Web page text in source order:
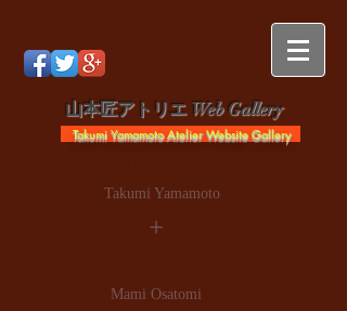
山本匠アトリエ Web Gallery
Takumi Yamamoto Atelier Website Gallery
Takumi Yamamoto
+
Mami Osatomi